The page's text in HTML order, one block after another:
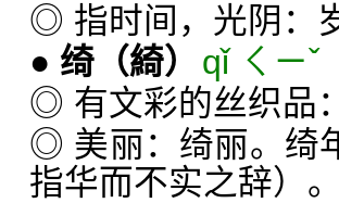
◎ 指时间，光阴：
● 绮 （綺）
qǐ ㄑㄧˇ
◎ 有文彩的丝织品
◎ 美丽：绮丽。绮
指华而不实之辞）。